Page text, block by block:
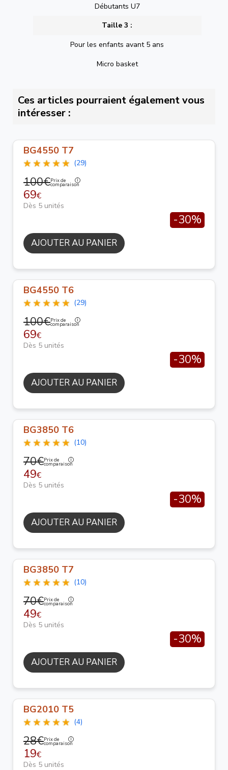
Débutants U7
Taille 3 :
Pour les enfants avant 5 ans
Micro basket
Ces articles pourraient également vous
intéresser :
BG4550 T7
(29)
100€Prix de
comparaison
69€
Dès 5 unités
-30%
AJOUTER AU PANIER
BG4550 T6
(29)
100€Prix de
comparaison
69€
Dès 5 unités
-30%
AJOUTER AU PANIER
BG3850 T6
(10)
70€Prix de
comparaison
49€
Dès 5 unités
-30%
AJOUTER AU PANIER
BG3850 T7
(10)
70€Prix de
comparaison
49€
Dès 5 unités
-30%
AJOUTER AU PANIER
BG2010 T5
(4)
28€Prix de
comparaison
19€
Dès 5 unités